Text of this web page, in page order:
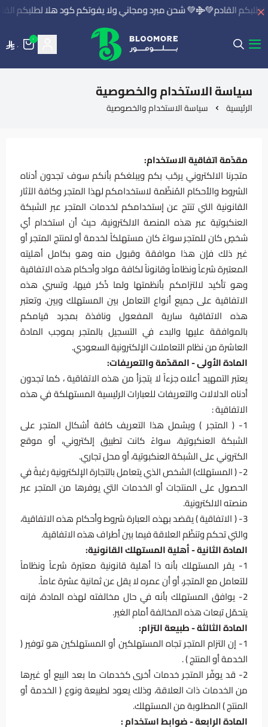
القادم💚 💚 شحن مبرد ومجاني ولا يفوتكم كود هلا لطلبكم
بلومور | BLOOMORE
٠
٠
سياسة الاستخدام والخصوصية
الرئيسية سياسة الاستخدام والخصوصية
مقدّمة اتفاقية الاستخدام:
متجرنا الالكتروني يرحّب بكم ويبلغكم بأنكم سوف تجدون أدناه
الشروط والأحكام المُنظّمة لاستخدامكم لهذا المتجر وكافة الآثار
القانونية التي تنتج عن إستخدامكم لخدمات المتجر عبر الشبكة
العنكبوتية عبر هذه المنصة الالكترونية، حيث أن استخدام أي
شخصٍ كان للمتجر سواءً كان مستهلكاً لخدمة أو لمنتج المتجر أو
غير ذلك فإن هذا موافقة وقبول منه وهو بكامل أهليته
المعتبرة شرعاً ونظاماً وقانوناً لكافة مواد وأحكام هذه الاتفاقية
وهو تأكيد لالتزامكم بأنظمتها ولما ذُكر فيها، وتسري هذه
الاتفاقية على جميع أنواع التعامل بين المستهلك وبين. وتعتبر
هذه الاتفاقية سارية المفعول ونافذة بمجرد قيامكم
بالموافقة عليها والبدء في التسجيل بالمتجر بموجب المادة
العاشرة من نظام التعاملات الإلكترونية السعودي.
المادة الأولى - المقدّمة والتعريفات:
يعتبر التمهيد أعلاه جزءاً لا يتجزأ من هذه الاتفاقية ، كما تجدون
أدناه الدلالات والتعريفات للعبارات الرئيسية المستهلكة في هذه
الاتفاقية :
1- ( المتجر ) ويشمل هذا التعريف كافة أشكال المتجر على
الشبكة العنكبوتية، سواءً كانت تطبيق إلكتروني، أو موقع
الكتروني على الشبكة العنكبوتية، أو محل تجاري.
2- ( المستهلك) الشخص الذي يتعامل بالتجارة الإلكترونية رغبةً في
الحصول على المنتجات أو الخدمات التي يوفرها من المتجر عبر
منصته الالكترونية.
3- ( الاتفاقية ) يقصَد بهذه العبارة شروط وأحكام هذه الاتفاقية،
والتي تحكم وتنظّم العلاقة فيما بين أطراف هذه الاتفاقية.
المادة الثانية - أهلية المستهلك القانونية:
1- يقر المستهلك بأنه ذا أهلية قانونية معتبرة شرعاً ونظاماً
للتعامل مع المتجر، أو أن عمره لا يقل عن ثمانية عشرة عاماً.
2- يوافق المستهلك بأنه في حال مخالفته لهذه المادة، فإنه
يتحمّل تبعات هذه المخالفة أمام الغير.
المادة الثالثة - طبيعة التزام:
1- إن التزام المتجر تجاه المستهلكين أو المستهلكين هو توفير (
الخدمة أو المنتج ) .
2- قد يوفّر المتجر خدمات أخرى كخدمات ما بعد البيع أو غيرها
من الخدمات ذات العلاقة، وذلك يعود لطبيعة ونوع ( الخدمة أو
المنتج ) المطلوبة من المستهلك.
المادة الرابعة - ضوابط استخدام :